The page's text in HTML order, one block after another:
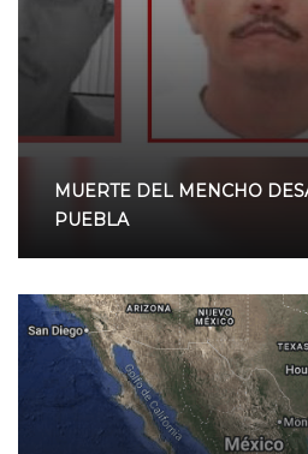
MUERTE DEL MENCHO
PUEBLA